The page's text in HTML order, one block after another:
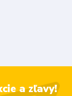
a zľavy!